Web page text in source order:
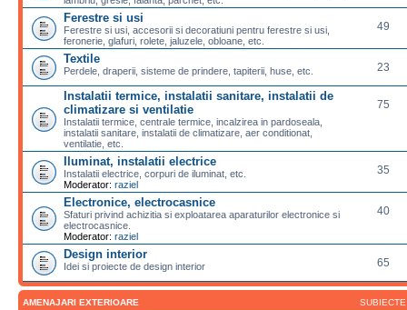
Ferestre si usi
Ferestre si usi, accesorii si decoratiuni pentru ferestre si usi,
feronerie, glafuri, rolete, jaluzele, obloane, etc.
49
Textile
Perdele, draperii, sisteme de prindere, tapiterii, huse, etc. 23
Instalatii termice, instalatii sanitare, instalatii de
climatizare si ventilatie
Instalatii termice, centrale termice, incalzirea in pardoseala,
instalatii sanitare, instalatii de climatizare, aer conditionat,
ventilatie, etc.
75
Iluminat, instalatii electrice
Instalatii electrice, corpuri de iluminat, etc.
Moderator: raziel
35
Electronice, electrocasnice
Sfaturi privind achizitia si exploatarea aparaturilor electronice si
electrocasnice.
Moderator: raziel
40
Design interior
Idei si proiecte de design interior 65
AMENAJARI EXTERIOARE SUBIECTE